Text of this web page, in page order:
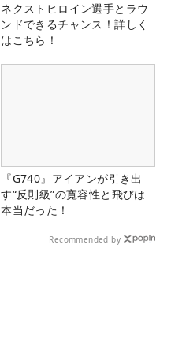
ネクストヒロイン選手とラウ
ンドできるチャンス！詳しく
はこちら！
『G740』アイアンが引き出
す“反則級”の寛容性と飛びは
本当だった！
Recommended by